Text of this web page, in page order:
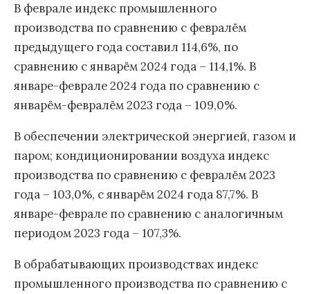
В феврале индекс промышленного
производства по сравнению с февралём
предыдущего года составил 114,6%, по
сравнению с январём 2024 года – 114,1%. В
январе-феврале 2024 года по сравнению с
январём-февралём 2023 года – 109,0%.
В обеспечении электрической энергией, газом и
паром; кондиционировании воздуха индекс
производства по сравнению с февралём 2023
года – 103,0%, с январём 2024 года 87,7%. В
январе-феврале по сравнению с аналогичным
периодом 2023 года – 107,3%.
В обрабатывающих производствах индекс
промышленного производства по сравнению с